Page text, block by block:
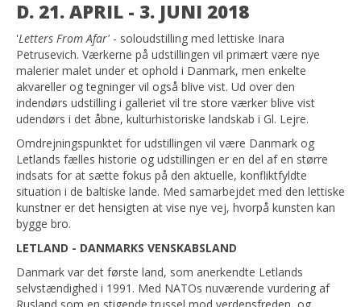
D. 21. APRIL - 3. JUNI 2018
'Letters From Afar' - soloudstilling med lettiske Inara
Petrusevich. Værkerne på udstillingen vil primært være nye
malerier malet under et ophold i Danmark, men enkelte
akvareller og tegninger vil også blive vist. Ud over den
indendørs udstilling i galleriet vil tre store værker blive vist
udendørs i det åbne, kulturhistoriske landskab i Gl. Lejre.
Omdrejningspunktet for udstillingen vil være Danmark og
Letlands fælles historie og udstillingen er en del af en større
indsats for at sætte fokus på den aktuelle, konfliktfyldte
situation i de baltiske lande. Med samarbejdet med den lettiske
kunstner er det hensigten at vise nye vej, hvorpå kunsten kan
bygge bro.
LETLAND - DANMARKS VENSKABSLAND
Danmark var det første land, som anerkendte Letlands
selvstændighed i 1991. Med NATOs nuværende vurdering af